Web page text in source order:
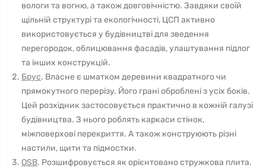
вологи та вогню, а також довговічністю. Завдяки своїй
щільній структурі та екологічності, ЦСП активно
використовується у будівництві для зведення
перегородок, облицювання фасадів, улаштування підлог
та інших конструкцій.
Брус. Власне є шматком деревини квадратного чи
прямокутного перерізу. Його грані оброблені з усіх боків.
Цей розхідник застосовується практично в кожній галузі
будівництва. З нього роблять каркаси стінок,
міжповерхові перекриття. А також конструюють різні
настили, щити та підмостки.
OSB. Розшифровується як орієнтовано стружкова плита.